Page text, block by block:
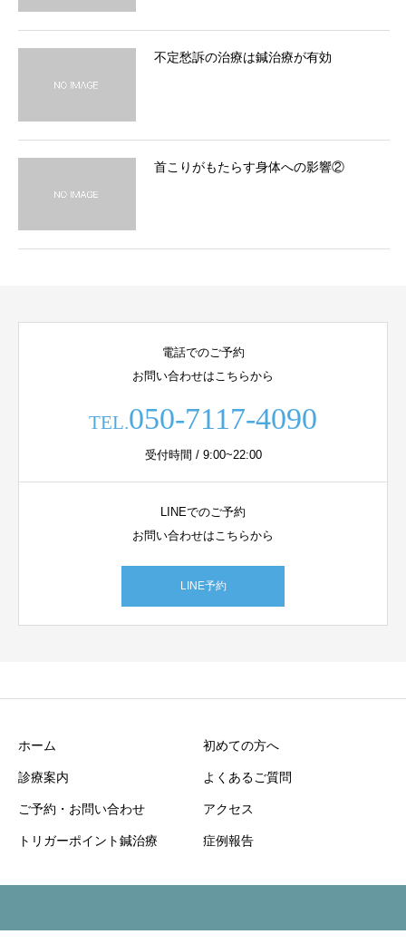
不定愁訴の治療は鍼治療が有効
首こりがもたらす身体への影響②
電話でのご予約
お問い合わせはこちらから
TEL.050-7117-4090
受付時間 / 9:00~22:00
LINEでのご予約
お問い合わせはこちらから
LINE予約
ホーム 初めての方へ
診療案内 よくあるご質問
ご予約・お問い合わせ アクセス
トリガーポイント鍼治療 症例報告